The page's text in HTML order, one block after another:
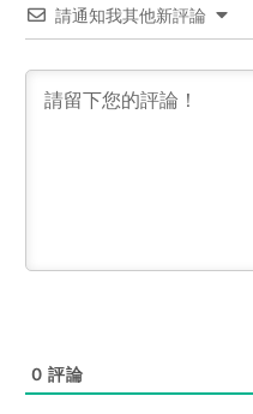
請通知我其他新評論
0 評論